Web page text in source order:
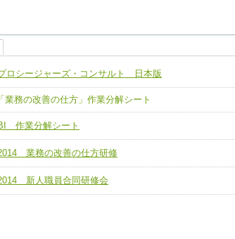
ニット４ 専門能力拡大・向上
種のスキルを拡大・向上させ、新たな可能性を広げる
材養成のためのマネジメントおよび効果的な指導ができる
ーム14【苦情・クレーム・暴力対応支援チーム】
ーム15【人材養成エキスパートチーム】
ーム16【放射線治療プロセス改善チーム】
ロシージャーズ・コンサルト 日本版
「業務の改善の仕方」作業分解シート
作業分解シート
業務の改善の仕方研修
新人職員合同研修会